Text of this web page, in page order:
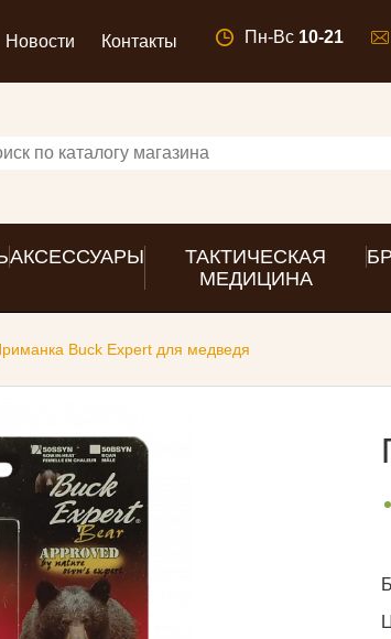
Новости Контакты Пн-Вс 10-21
АКСЕССУАРЫ
ТАКТИЧЕСКАЯ
МЕДИЦИНА
Buck Expert для медведя